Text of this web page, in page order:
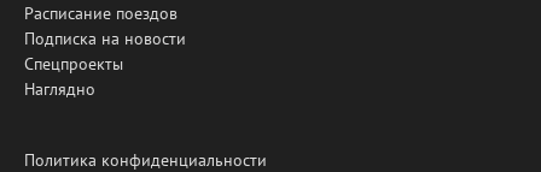
Расписание поездов
Подписка на новости
Спецпроекты
Наглядно
Политика конфиденциальности